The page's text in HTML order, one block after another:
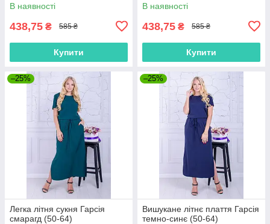
В наявності
438,75 ₴ 585 ₴
Купити
В наявності
438,75 ₴ 585 ₴
Купити
–25%
Легка літня сукня Гарсія
смарагд (50-64)
–25%
Вишукане літнє плаття Гарсія
темно-синє (50-64)